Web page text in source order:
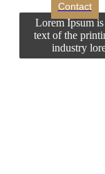
Contact
Lorem Ipsum
text of the
industry